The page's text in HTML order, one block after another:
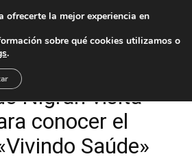
Nigrán visita
conocer el
Saúde»
ofrecerte la mejor experiencia en
sobre qué cookies utilizamos o
.